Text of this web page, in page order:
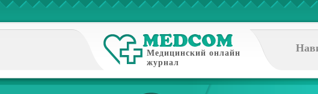
Медицинский онлайн
журнал